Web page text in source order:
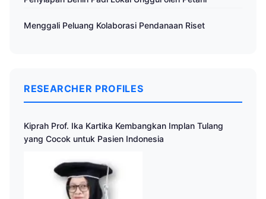
Menggali Peluang Kolaborasi Pendanaan Riset
RESEARCHER PROFILES
Kiprah Prof. Ika Kartika Kembangkan Implan Tulang
yang Cocok untuk Pasien Indonesia